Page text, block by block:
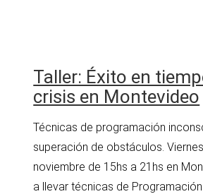
en
Público
–
Montevideo
Taller: Éxito en
crisis en Montevideo
Técnicas de programación
superación de obstáculos.
noviembre de 15hs a 21hs en
a llevar técnicas de